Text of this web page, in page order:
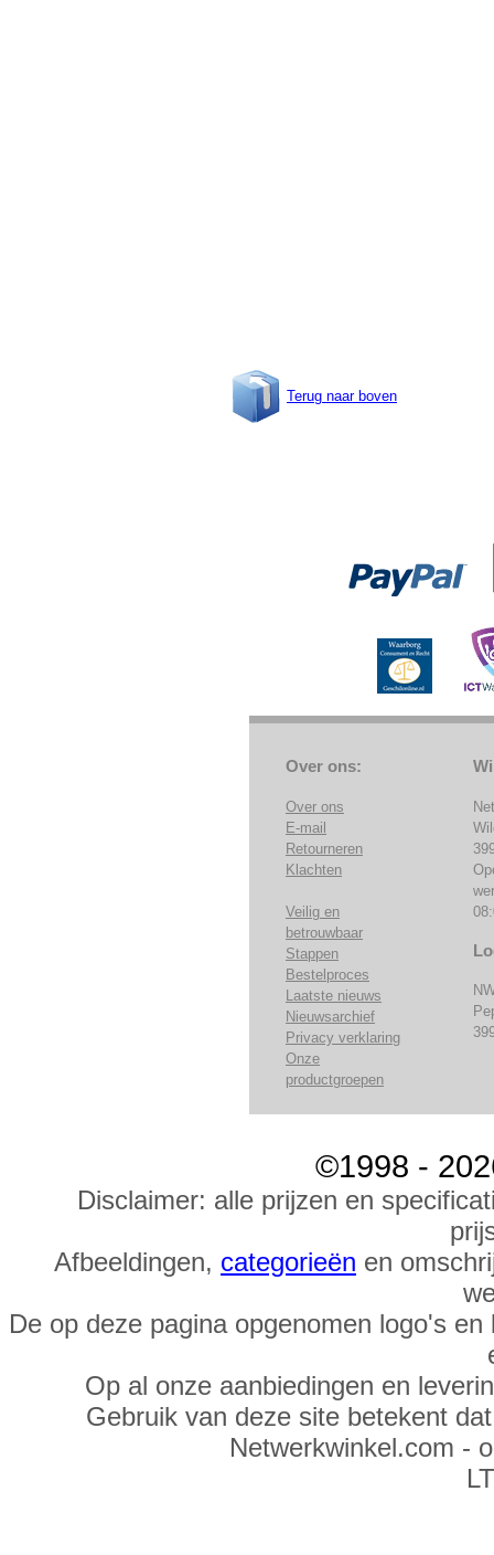
Terug naar boven
Over ons:
Over ons
E-mail
Retourneren
Klachten
Veilig en
betrouwbaar
Stappen
Bestelproces
Laatste nieuws
Nieuwsarchief
Privacy verklaring
Onze
productgroepen
©1998 -
Disclaimer: alle prijzen en
Afbeeldingen, categorieën en
De op deze pagina opgenomen logo's
Op al onze aanbiedingen en
Gebruik van deze site betekent
Netwerkwinkel.com -